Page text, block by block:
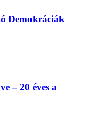
Demokráciák
– 20 éves a